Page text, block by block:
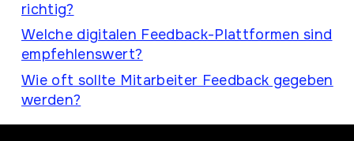
richtig?
Welche digitalen Feedback-Plattformen sind
empfehlenswert?
Wie oft sollte Mitarbeiter Feedback gegeben
werden?